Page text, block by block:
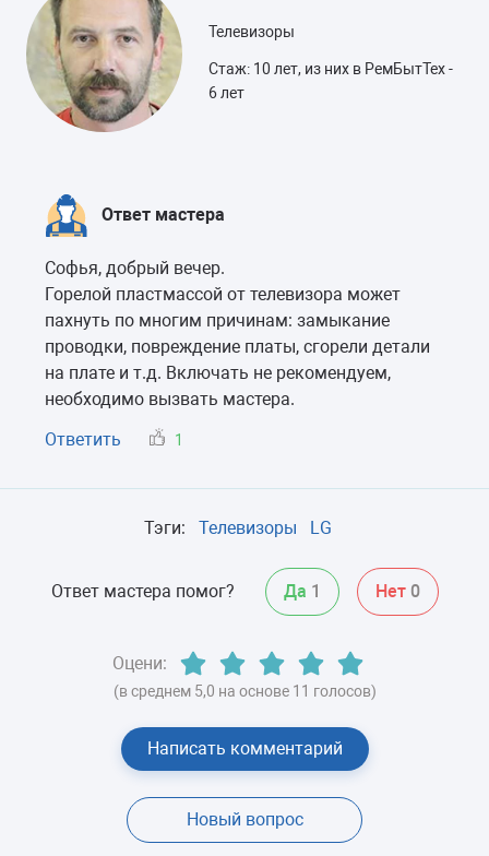
Телевизоры
Стаж: 10 лет, из них в РемБытТех -
6 лет
Ответ мастера
Софья, добрый вечер.
Горелой пластмассой от телевизора может
пахнуть по многим причинам: замыкание
проводки, повреждение платы, сгорели детали
на плате и т.д. Включать не рекомендуем,
необходимо вызвать мастера.
Ответить
1
Тэги: Телевизоры LG
Ответ мастера помог? Да 1 Нет 0
Оцени:
(в среднем 5,0 на основе 11 голосов)
Написать комментарий
Новый вопрос